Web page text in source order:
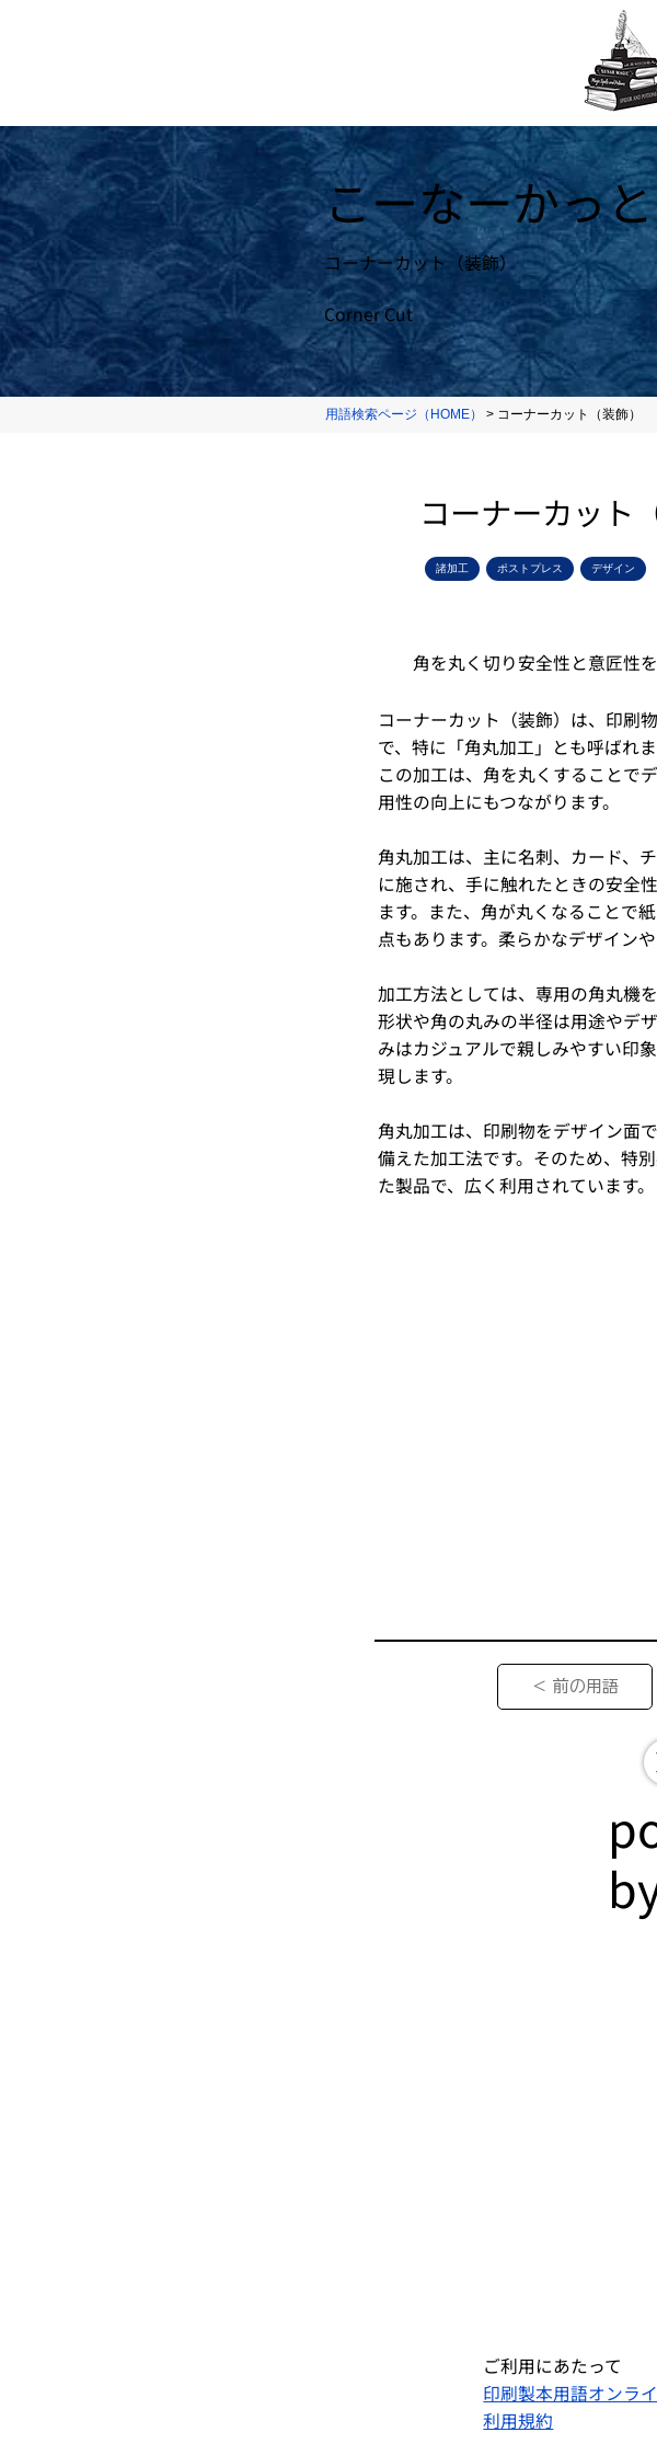
こーなーかっと
コーナーカット（装飾）
Corner Cut
用語検索ページ（HOME） > コーナーカット（装飾）
コーナーカット
諸加工 ポストプレス デザイン
角を丸く切り安全性と意匠性
コーナーカット（装飾）は、印刷
で、特に「角丸加工」とも呼ばれま
この加工は、角を丸くすることで
用性の向上にもつながります。
角丸加工は、主に名刺、カード、
に施され、手に触れたときの安全
ます。また、角が丸くなることで
点もあります。柔らかなデザイン
加工方法としては、専用の角丸機
形状や角の丸みの半径は用途やデ
みはカジュアルで親しみやすい印
現します。
角丸加工は、印刷物をデザイン面
備えた加工法です。そのため、特
た製品で、広く利用されています。
＜ 前の用語
ご利用にあたって
印刷製本用語オンラ
利用規約​